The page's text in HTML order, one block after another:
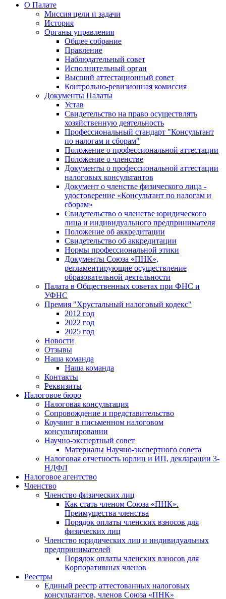
О Палате
Миссия цели и задачи
История
Органы управления
Общее собрание
Правление
Наблюдательный совет
Исполнительный орган
Высший аттестационный совет
Контрольно-ревизионная комиссия
Документы Палаты
Устав
Свидетельство на право осуществлять
хозяйственную деятельность
Профессиональный стандарт "Консультант
по налогам и сборам"
Положение о профессиональной аттестации
Положение о членстве
Документы о профессиональной аттестации
налоговых консультантов
Документ о членстве физического лица -
удостоверение «Консультант по налогам и
сборам»
Свидетельство о членстве юридического
лица и индивидуального предпринимателя
Положение об аккредитации
Свидетельство об аккредитации
Нормы профессиональной этики
Документы Союза «ПНК»,
регламентирующие осуществление
образовательной деятельности
Палата в Общественных советах при ФНС и
УФНС
Премия "Хрустальный налоговый кодекс"
2012 год
2022 год
2025 год
Новости
Отзывы
Наша команда
Наша команда
Контакты
Реквизиты
Налоговое бюро
Налоговая консультация
Cопровождение и представительство
Коучинг в письменном налоговом
консультировании
Научно-экспертный совет
Материалы Научно-экспертного совета
Налоговая отчетность юрлиц и ИП, декларации 3-
НДФЛ
Налоговое агентство
Членство
Членство физических лиц
Как стать членом Союза «ПНК».
Преимущества членства
Порядок оплаты членских взносов для
физических лиц
Членство юридических лиц и индивидуальных
предпринимателей
Порядок оплаты членских взносов для
Корпоративных членов
Реестры
Единый реестр аттестованных налоговых
консультантов, членов Союза «ПНК»